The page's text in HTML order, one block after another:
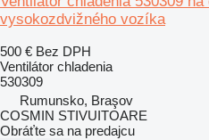
vysokozdvižného vozíka
500 € Bez DPH
Ventilátor chladenia
530309
Rumunsko, Braşov
COSMIN STIVUITOARE
Obráťte sa na predajcu